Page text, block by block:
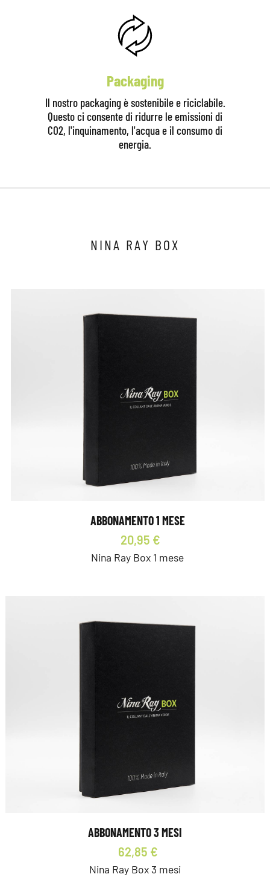
Packaging
Il nostro packaging è sostenibile e riciclabile.
Questo ci consente di ridurre le emissioni di
CO2, l'inquinamento, l'acqua e il consumo di
energia.
NINA RAY BOX
ABBONAMENTO 1 MESE
20,95 €
Nina Ray Box 1 mese
ABBONAMENTO 3 MESI
62,85 €
Nina Ray Box 3 mesi
Clicca qui per iniziare la consulenza